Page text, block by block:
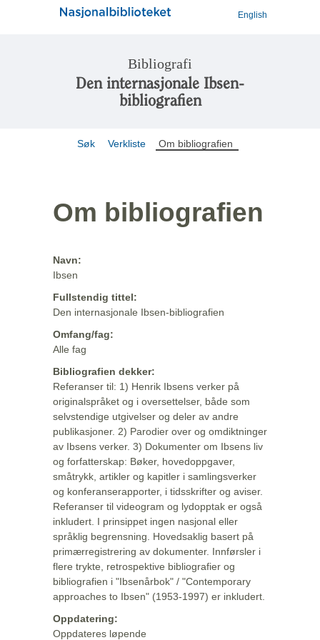
English
Bibliografi
Den internasjonale Ibsen-
bibliografien
Søk Verkliste Om bibliografien
Om bibliografien
Navn:
Ibsen
Fullstendig tittel:
Den internasjonale Ibsen-bibliografien
Omfang/fag:
Alle fag
Bibliografien dekker:
Referanser til: 1) Henrik Ibsens verker på
originalspråket og i oversettelser, både som
selvstendige utgivelser og deler av andre
publikasjoner. 2) Parodier over og omdiktninger
av Ibsens verker. 3) Dokumenter om Ibsens liv
og forfatterskap: Bøker, hovedoppgaver,
småtrykk, artikler og kapitler i samlingsverker
og konferanserapporter, i tidsskrifter og aviser.
Referanser til videogram og lydopptak er også
inkludert. I prinsippet ingen nasjonal eller
språklig begrensning. Hovedsaklig basert på
primærregistrering av dokumenter. Innførsler i
flere trykte, retrospektive bibliografier og
bibliografien i "Ibsenårbok" / "Contemporary
approaches to Ibsen" (1953-1997) er inkludert.
Oppdatering:
Oppdateres løpende